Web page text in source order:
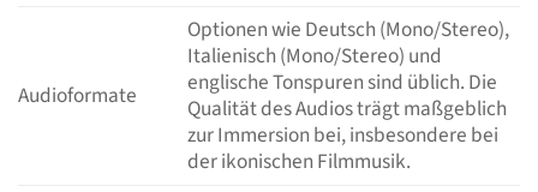
Audioformate
Optionen wie Deutsch (Mono/Stereo),
Italienisch (Mono/Stereo) und
englische Tonspuren sind üblich. Die
Qualität des Audios trägt maßgeblich
zur Immersion bei, insbesondere bei
der ikonischen Filmmusik.